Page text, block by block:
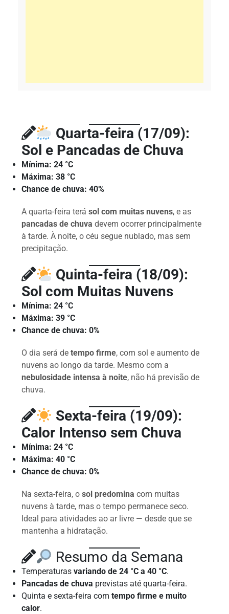
Quarta-feira (17/09):
Sol e Pancadas de Chuva
Mínima: 24 °C
Máxima: 38 °C
Chance de chuva: 40%
A quarta-feira terásol com muitas nuvens, e as
pancadas de chuva devem ocorrer principalmente
à tarde. À noite, o céu segue nublado, mas sem
precipitação.
Quinta-feira (18/09):
Sol com Muitas Nuvens
Mínima: 24 °C
Máxima: 39 °C
Chance de chuva: 0%
O dia será detempo firme, com sol e aumento de
nuvens ao longo da tarde. Mesmo com a
nebulosidade intensa à noite, não há previsão de
chuva.
Sexta-feira (19/09):
Calor Intenso sem Chuva
Mínima: 24 °C
Máxima: 40 °C
Chance de chuva: 0%
Na sexta-feira, osol predomina com muitas
nuvens à tarde, mas o tempo permanece seco.
Ideal para atividades ao ar livre — desde que se
mantenha a hidratação.
Resumo da Semana
Temperaturasvariando de 24 °C a 40 °C.
Pancadas de chuva previstas até quarta-feira.
Quinta e sexta-feira comtempo firme e muito
calor.